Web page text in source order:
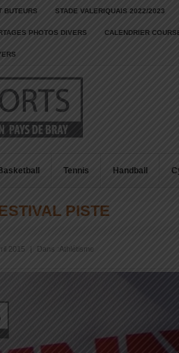
BUTEURS STADE VALERIQUAIS 2022/2023
PHOTOS DIVERS CALENDRIER
Tennis Handball
PISTE
2015 Dans : Athlétisme